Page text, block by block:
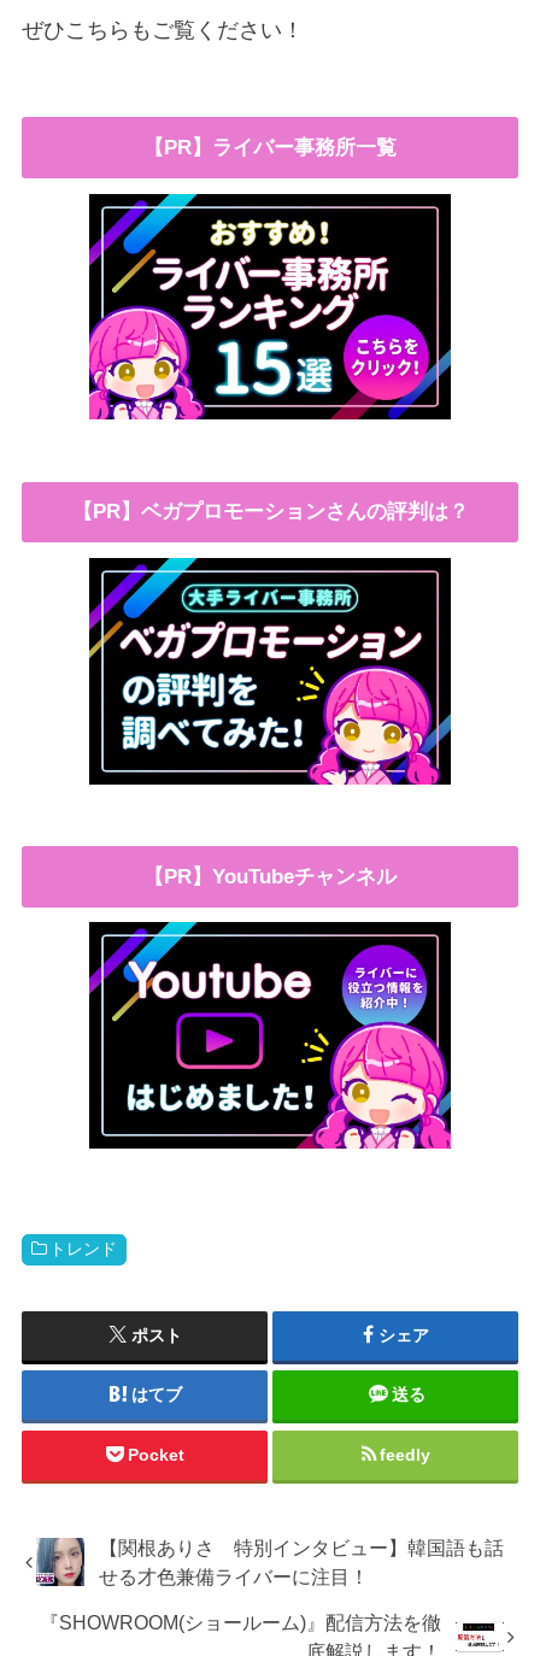
ぜひこちらもご覧ください！
【PR】ライバー事務所一覧
【PR】ベガプロモーションさんの評判は？
【PR】YouTubeチャンネル
トレンド
ポスト シェア
はてブ 送る
Pocket feedly
【関根ありさ 特別インタビュー】韓国語も話
せる才色兼備ライバーに注目！
『SHOWROOM(ショールーム)』配信方法を徹